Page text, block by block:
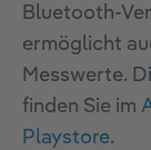
Bluetooth-
ermöglicht
Messwerte.
finden Sie im
Playstore.